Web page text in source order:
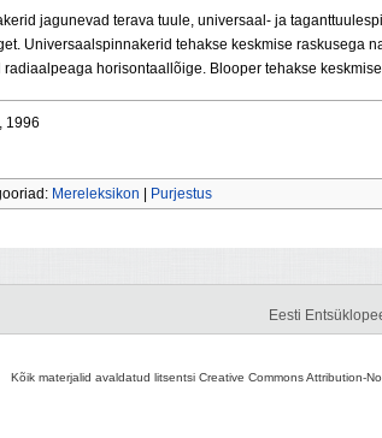
jagunevad terava tuule, universaal- ja
Universaalspinnakerid tehakse keskmise raskusega
radiaalpeaga horisontaallõige. Blooper tehakse
1996
Mereleksikon Purjestus
Eesti
Kõik materjalid avaldatud litsentsi Creative Commons Attribution-